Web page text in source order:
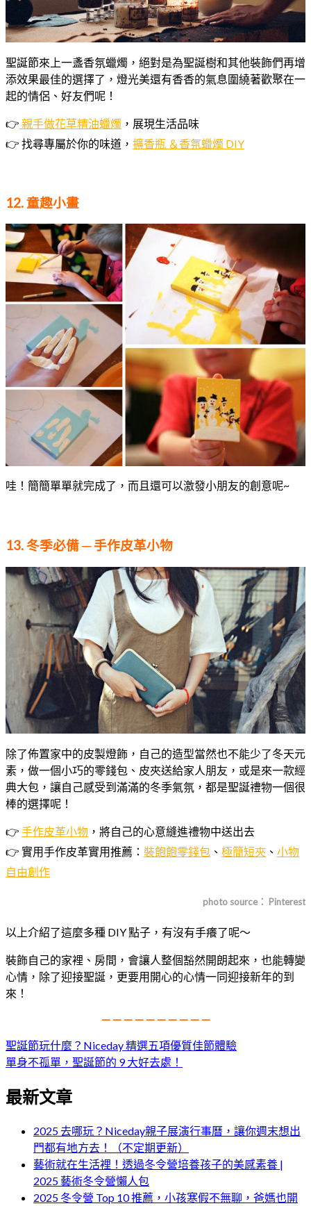
聖誕節來上一盞香氛蠟燭，絕對是為聖誕樹和其他裝飾們再增
添效果最佳的選擇了，燈光美還有香香的氣息圍繞著歡聚在一
起的情侶、好友們呢！
👉 親手做花草精油蠟燭 ，展現生活品味
👉 找尋專屬於你的味道， 擴香瓶 ＆香氛蠟燭 DIY
12. 童趣小畫
哇！簡簡單單就完成了，而且還可以激發小朋友的創意呢~
13. 冬季必備 ─ 手作皮革小物
除了佈置家中的皮製燈飾，自己的造型當然也不能少了冬天元
素，做一個小巧的零錢包、皮夾送給家人朋友，或是來一款經
典大包，讓自己感受到滿滿的冬季氣氛，都是聖誕禮物一個很
棒的選擇呢！
👉 手作皮革小物 ，將自己的心意縫進禮物中送出去
👉 實用手作皮革實用推薦： 裝飽飽零錢包 、 極簡短夾 、 小物
自由創作
photo source： Pinterest
以上介紹了這麼多種 DIY 點子，有沒有手癢了呢～
裝飾自己的家裡、房間，會讓人整個豁然開朗起來，也能轉變
心情，除了迎接聖誕，更要用開心的心情一同迎接新年的到
來！
— — — — — — — — — —
文
章
導
聖誕節玩什麼？Niceday 精選五項優質佳節體驗
單身不孤單，聖誕節的 9 大好去處！
最新文章
2025 去哪玩？Niceday親子展演行事曆，讓你週末想出
門都有地方去！（不定期更新）
藝術就在生活裡！透過冬令營培養孩子的美感素養 |
2025 藝術冬令營懶人包
2025 冬令營 Top 10 推薦，小孩寒假不無聊，爸媽也開